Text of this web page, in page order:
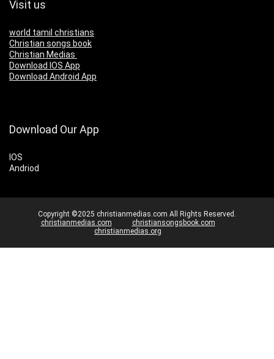
Visit us
world tamil christians
Christian songs book
Christian Medias
Download IOS App
Download Android App
Download Our App
IOS
Andriod
Copyright ©2025 christianmedias.com All Rights Reserved.
christianmedias.com
christiansongsbook.com
christianmedias.org